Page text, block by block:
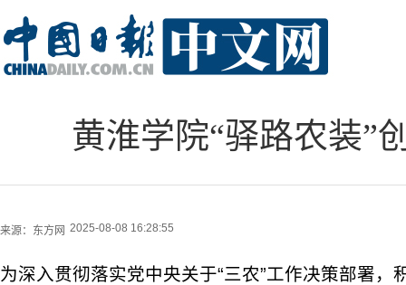
黄淮学院“驿路农装”
来源： 东方网 2025-08-08 16:28:55
为深入贯彻落实党中央关于“三农”工作决策部署，